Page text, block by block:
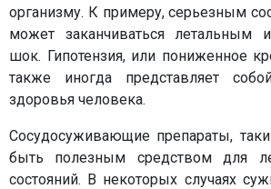
организму. К примеру, серьезным
может заканчиваться летальным
шок. Гипотензия, или пониженное
также иногда представляет
здоровья человека.
Сосудосуживающие препараты,
быть полезным средством для
состояний. В некоторых случаях